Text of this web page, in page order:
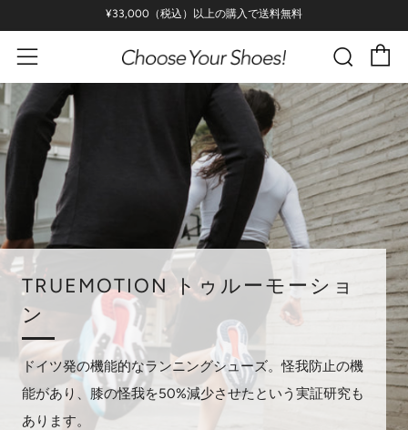
¥33,000（税込）以上の購入で送料無料
Menu
TRUEMOTION トゥルーモーショ
ン
ドイツ発の機能的なランニングシューズ。怪我防止の機
能があり、膝の怪我を50%減少させたという実証研究も
あります。